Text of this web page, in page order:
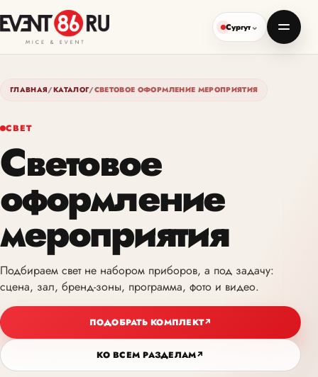
Сургут
ГЛАВНАЯ/КАТАЛОГ/СВЕТОВОЕ ОФОРМЛЕНИЕ МЕРОПРИЯТИЯ
СВЕТ
Световое
оформление
мероприятия
Подбираем свет не набором приборов, а под задачу:
сцена, зал, бренд-зоны, программа, фото и видео.
ПОДОБРАТЬ КОМПЛЕКТ↗
КО ВСЕМ РАЗДЕЛАМ↗